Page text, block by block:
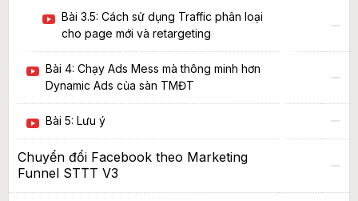
Bài 3.5: Cách sử dụng Traffic phân loại
cho page mới và retargeting
Bài 4: Chạy Ads Mess mà thông minh hơn
Dynamic Ads của sàn TMĐT
Bài 5: Lưu ý
Chuyển đổi Facebook theo Marketing
Funnel STTT V3